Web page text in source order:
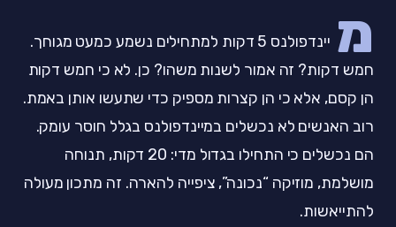
מ
יינדפולנס 5 דקות למתחילים נשמע כמעט מגוחך.
חמש דקות? זה אמור לשנות משהו? כן. לא כי חמש דקות
הן קסם, אלא כי הן קצרות מספיק כדי שתעשו אותן באמת.
רוב האנשים לא נכשלים במיינדפולנס בגלל חוסר עומק.
הם נכשלים כי התחילו בגדול מדי: 20 דקות, תנוחה
מושלמת, מוזיקה “נכונה”, ציפייה להארה. זה מתכון מעולה
להתייאשות.